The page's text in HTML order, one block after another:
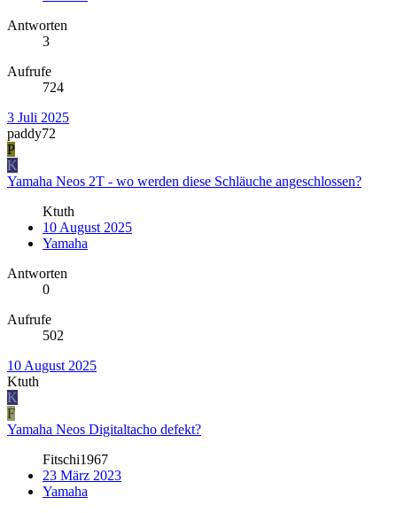
Antworten
3
Aufrufe
724
3 Juli 2025
paddy72
P
K
Yamaha Neos 2T - wo werden diese Schläuche angeschlossen?
Ktuth
10 August 2025
Yamaha
Antworten
0
Aufrufe
502
10 August 2025
Ktuth
K
F
Yamaha Neos Digitaltacho defekt?
Fitschi1967
23 März 2023
Yamaha